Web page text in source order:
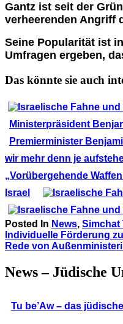
Gantz ist seit der
verheerenden Angriff
Seine Popularität ist
Umfragen ergeben,
Das könnte sie auch
Ministerpräsident
Premierminister
wir mehr denn je
„Vorübergehende
Israel
Posted In News, Simchat
Beitragsnavigation
Individuelle Förderung
Rede von
News – Jüdische
Tu be’Aw – das